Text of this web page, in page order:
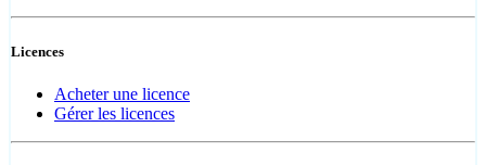
Licences
Acheter une licence
Gérer les licences